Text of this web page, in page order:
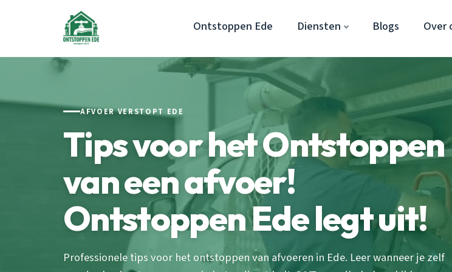
Ontstoppen Ede Diensten Blogs Over
AFVOER VERSTOPT EDE
Tips voor het Ontstoppen
van een afvoer!
Ontstoppen Ede legt uit!
Professionele tips voor het ontstoppen van afvoeren in Ede. Leer wanneer je zelf